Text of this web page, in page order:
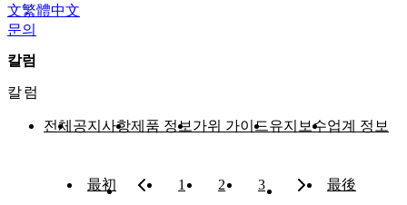
文繁體中文
문의
칼럼
칼럼
전체 공지사항제품 정보 가위 가이드유지보수업계 정보
最初 1 2 3 最後